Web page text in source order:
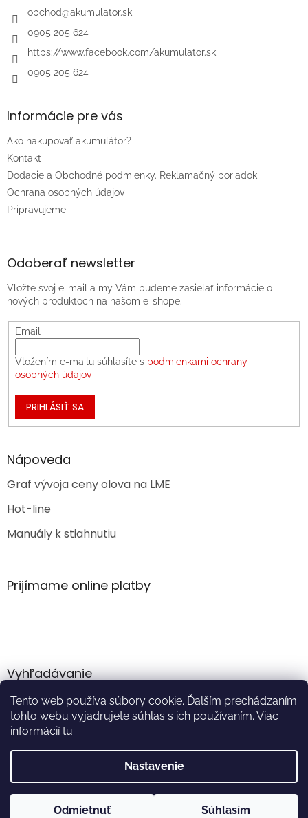
Tento web používa súbory cookie. Ďalším prechádzaním
tohto webu vyjadrujete súhlas s ich používaním. Viac
informáciítu.
Nastavenie
Odmietnuť Súhlasím
obchod@akumulator.sk
0905 205 624
https://www.facebook.com/akumulator.sk
0905 205 624
Informácie pre vás
Ako nakupovať akumulátor?
Kontakt
Dodacie a Obchodné podmienky. Reklamačný poriadok
Ochrana osobných údajov
Pripravujeme
Odoberať newsletter
Vložte svoj e-mail a my Vám budeme zasielať informácie o
nových produktoch na našom e-shope.
Email
Vložením e-mailu súhlasíte s podmienkami ochrany
osobných údajov
PRIHLÁSIŤ SA
Nápoveda
Graf vývoja ceny olova na LME
Hot-line
Manuály k stiahnutiu
Prijímame online platby
Vyhľadávanie
HĽADAŤ
Vytvoril Shoptet
Copyright 2026Akumulator.sk . Všetky práva vyhradené.